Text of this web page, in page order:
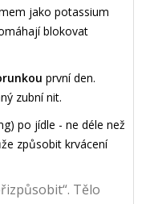
jako potassium
blokovat
první den.
zubní nit.
po jídle - ne déle než
způsobit krvácení
Tělo